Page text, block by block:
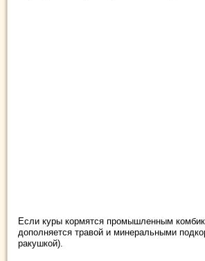
Если куры кормятся промышленным
дополняется травой и минеральными
ракушкой).